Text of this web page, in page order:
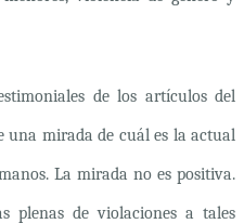
de los artículos del
una mirada de cuál es la actual
La mirada no es positiva.
plenas de violaciones a tales